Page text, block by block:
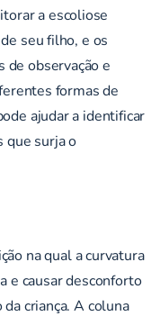
a escoliose
seu filho, e os
de observação e
formas de
ajudar a identificar
que surja o
na qual a curvatura
e causar desconforto
criança. A coluna